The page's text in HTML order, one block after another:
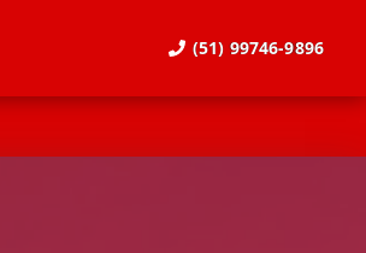
(51) 99746-9896